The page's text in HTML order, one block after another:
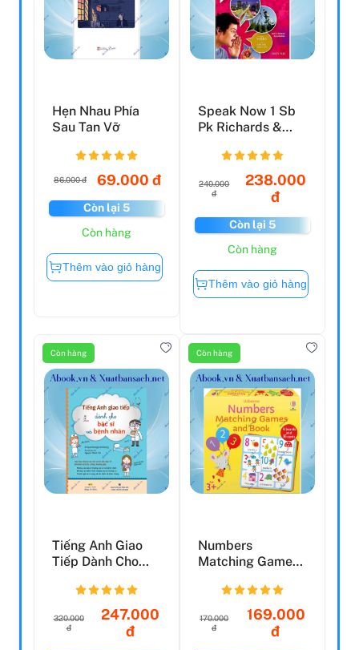
Hẹn Nhau Phía
Sau Tan Vỡ
86.000 đ 69.000 đ
Còn lại 5
Còn hàng
Thêm vào giỏ hàng
Speak Now 1 Sb
Pk Richards &
240.000
đ
238.000
đ
Còn lại 5
Còn hàng
Thêm vào giỏ hàng
Còn hàng
Tiếng Anh Giao
Tiếp Dành Cho
Nhân
320.000
đ
247.000
đ
Còn hàng
Numbers
Matching Games
170.000
đ
169.000
đ